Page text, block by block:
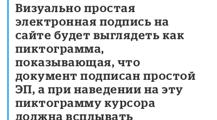
Визуально простая
электронная подпись на
сайте будет выглядеть как
пиктограмма,
показывающая, что
документ подписан простой
ЭП, а при наведении на эту
пиктограмму курсора
должна всплывать